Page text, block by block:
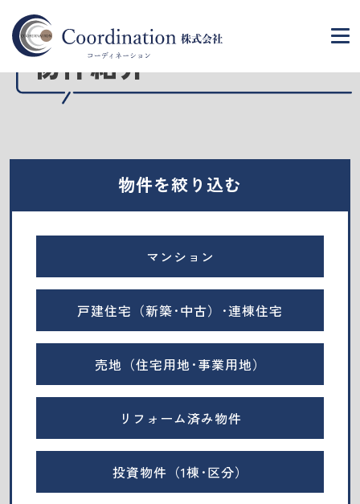
Property
物件紹介
物件を絞り込む
マンション
戸建住宅（新築･中古）･連棟住宅
売地（住宅用地･事業用地）
リフォーム済み物件
投資物件（1棟･区分）